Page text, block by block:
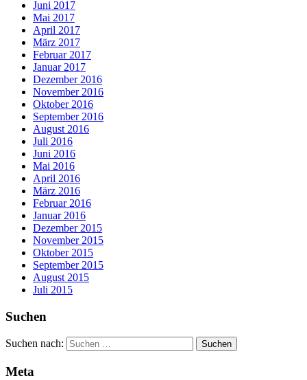
Juni 2017
Mai 2017
April 2017
März 2017
Februar 2017
Januar 2017
Dezember 2016
November 2016
Oktober 2016
September 2016
August 2016
Juli 2016
Juni 2016
Mai 2016
April 2016
März 2016
Februar 2016
Januar 2016
Dezember 2015
November 2015
Oktober 2015
September 2015
August 2015
Juli 2015
Suchen
Suchen nach:
Meta